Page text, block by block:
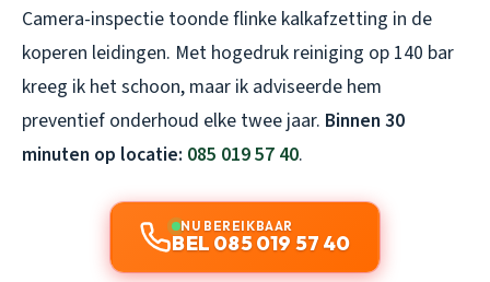
Camera-inspectie toonde flinke kalkafzetting in de
koperen leidingen. Met hogedruk reiniging op 140 bar
kreeg ik het schoon, maar ik adviseerde hem
preventief onderhoud elke twee jaar. Binnen 30
minuten op locatie: 085 019 57 40.
NU BEREIKBAAR
BEL 085 019 57 40